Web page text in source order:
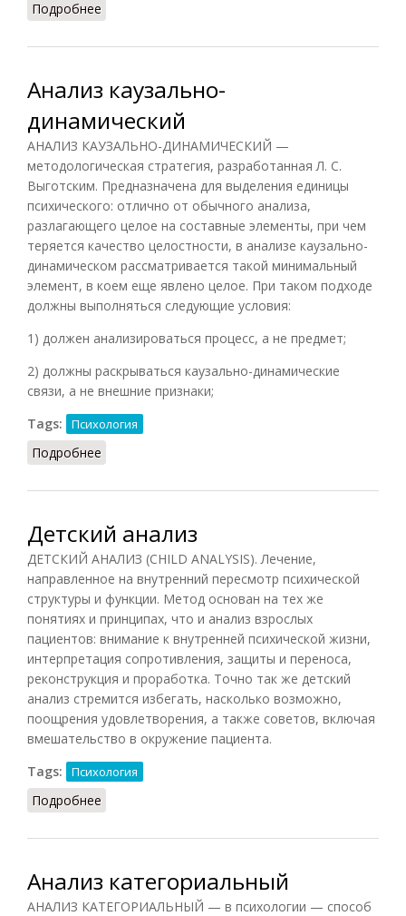
Подробнее
Анализ каузально-
динамический
АНАЛИЗ КАУЗАЛЬНО-ДИНАМИЧЕСКИЙ —
методологическая стратегия, разработанная Л. С.
Выготским. Предназначена для выделения единицы
психического: отлично от обычного анализа,
разлагающего целое на составные элементы, при чем
теряется качество целостности, в анализе каузально-
динамическом рассматривается такой минимальный
элемент, в коем еще явлено целое. При таком подходе
должны выполняться следующие условия:
1) должен анализироваться процесс, а не предмет;
2) должны раскрываться каузально-динамические
связи, а не внешние признаки;
Tags:
Психология
Подробнее
Детский анализ
ДЕТСКИЙ АНАЛИЗ (CHILD ANALYSIS). Лечение,
направленное на внутренний пересмотр психической
структуры и функции. Метод основан на тех же
понятиях и принципах, что и анализ взрослых
пациентов: внимание к внутренней психической жизни,
интерпретация сопротивления, защиты и переноса,
реконструкция и проработка. Точно так же детский
анализ стремится избегать, насколько возможно,
поощрения удовлетворения, а также советов, включая
вмешательство в окружение пациента.
Tags:
Психология
Подробнее
Анализ категориальный
АНАЛИЗ КАТЕГОРИАЛЬНЫЙ — в психологии — способ